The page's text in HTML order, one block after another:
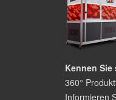
Kennen
360°
Informieren